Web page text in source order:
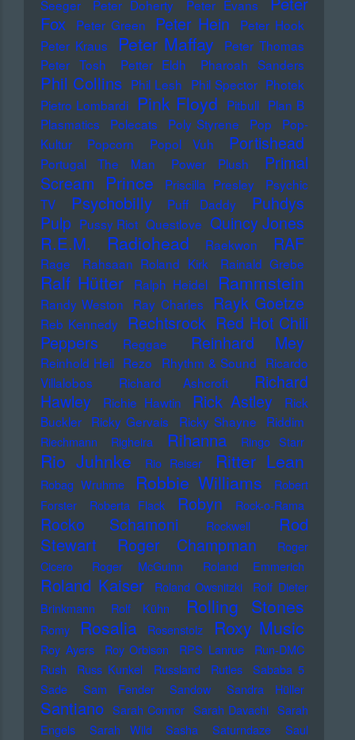
Seeger Peter Doherty Peter Evans
Fox
Peter Green Peter Hein
Peter Hook
Peter Kraus
Peter Maffay
Peter Thomas
Peter Tosh
Petter Eldh Pharoah Sanders
Phil Collins Phil Lesh Phil Spector Photek
Pietro Lombardi
Pink Floyd Pitbull Plan B
Plasmatics
Polecats Poly Styrene Pop
Pop-
Kultur
Popcorn Popol Vuh Portishead
Portugal The Man Power Plush
Primal
Scream
Prince Priscilla Presley
Psychic
TV
Psychobilly Puff Daddy
Puhdys
Pulp Pussy Riot Questlove Quincy Jones
R.E.M. Radiohead Raekwon RAF
Rage Rahsaan Roland Kirk Rainald Grebe
Ralf Hütter Ralph Heidel Rammstein
Randy Weston Ray Charles Rayk Goetze
Reb Kennedy Rechtsrock Red Hot Chili
Peppers
Reggae Reinhard Mey
Reinhold Heil Rezo Rhythm & Sound Ricardo
Villalobos
Richard Ashcroft
Richard
Hawley
Richie Hawtin Rick Astley
Rick
Buckler
Ricky Gervais Ricky Shayne Riddim
Riechmann Righeira Rihanna Ringo Starr
Rio Juhnke Rio Reiser Ritter Lean
Robag Wruhme Robbie Williams
Robert
Forster
Roberta Flack Robyn Rock-o-Rama
Rocko Schamoni Rockwell
Rod
Stewart
Roger Champman
Roger
Cicero
Roger McGuinn Roland Emmerich
Roland Kaiser Roland Owsnitzki
Rolf Dieter
Brinkmann
Rolf Kühn Rolling Stones
Romy Rosalia Rosenstolz Roxy Music
Roy Ayers Roy Orbison RPS Lanrue
Run-DMC
Rush
Russ Kunkel Russland Rutles
Sababa 5
Sade
Sam Fender Sandow Sandra Hüller
Santiano Sarah Connor Sarah Davachi Sarah
Engels
Sarah Wild Sasha Saturndaze
Saul